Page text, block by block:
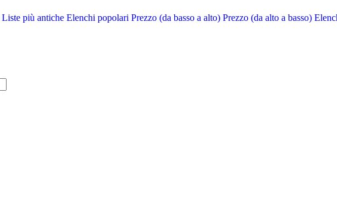
Liste più antiche Elenchi popolari Prezzo (da basso a alto) Prezzo (da alto a basso)